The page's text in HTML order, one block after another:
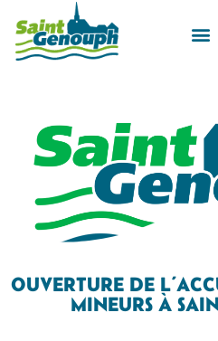
OUVERTURE DE
MINEURS À